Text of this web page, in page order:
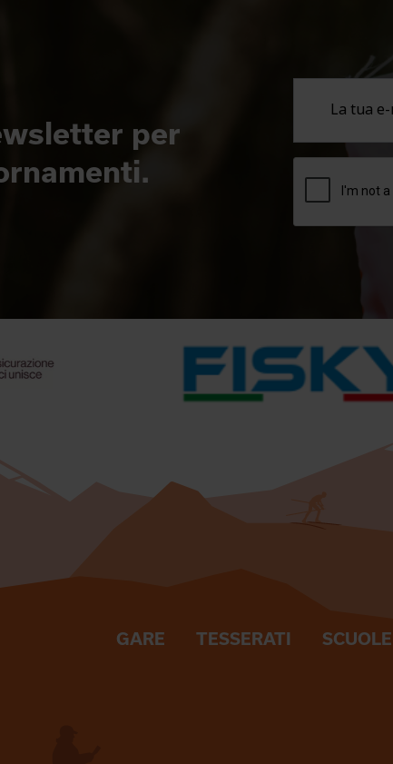
per
GARE TESSERATI SCUOLE